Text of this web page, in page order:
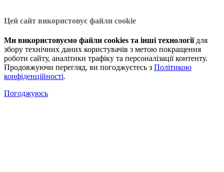
Цей сайт використовує файли cookie
Ми використовуємо файли cookies та інші технологіїдля
збору технічних даних користувачів з метою покращення
роботи сайту, аналітики трафіку та персоналізації контенту.
Продовжуючи перегляд, ви погоджуєтесь з Політикою
конфіденційності.
Погоджуюсь